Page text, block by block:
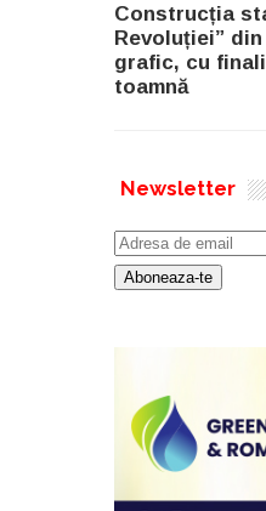
Construcția
Revoluției”
grafic, cu
toamnă
Newsletter